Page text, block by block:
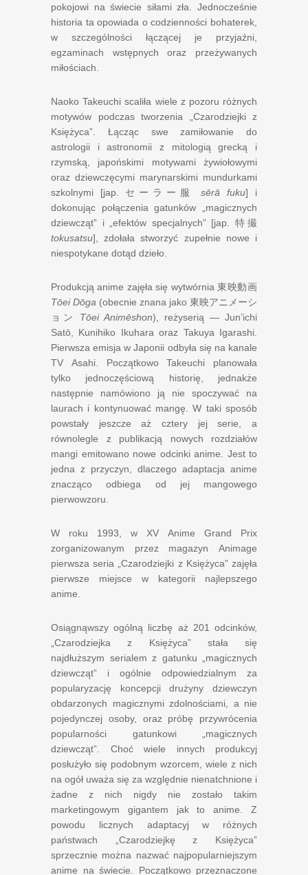
pokojowi na świecie siłami zła. Jednocześnie
historia ta opowiada o codzienności bohaterek,
w szczególności łączącej je przyjaźni,
egzaminach wstępnych oraz przeżywanych
miłościach.
Naoko Takeuchi scaliła wiele z pozoru różnych
motywów podczas tworzenia „Czarodziejki z
Księżyca”. Łącząc swe zamiłowanie do
astrologii i astronomii z mitologią grecką i
rzymską, japońskimi motywami żywiołowymi
oraz dziewczęcymi marynarskimi mundurkami
szkolnymi [jap. セーラー服 sērā fuku] i
dokonując połączenia gatunków „magicznych
dziewcząt” i „efektów specjalnych” [jap. 特撮
tokusatsu], zdołała stworzyć zupełnie nowe i
niespotykane dotąd dzieło.
Produkcją anime zajęła się wytwórnia 東映動画
Tōei Dōga (obecnie znana jako 東映アニメーシ
ョン
Tōei Animēshon), reżyserią — Jun’ichi
Satō, Kunihiko Ikuhara oraz Takuya Igarashi.
Pierwsza emisja w Japonii odbyła się na kanale
TV Asahi. Początkowo Takeuchi planowała
tylko jednoczęściową historię, jednakże
następnie namówiono ją nie spoczywać na
laurach i kontynuować mangę. W taki sposób
powstały jeszcze aż cztery jej serie, a
równolegle z publikacją nowych rozdziałów
mangi emitowano nowe odcinki anime. Jest to
jedna z przyczyn, dlaczego adaptacja anime
znacząco odbiega od jej mangowego
pierwowzoru.
W roku 1993 , w XV Anime Grand Prix
zorganizowanym przez magazyn Animage
pierwsza seria „Czarodziejki z Księżyca” zajęła
pierwsze miejsce w kategorii najlepszego
anime.
Osiągnąwszy ogólną liczbę aż 201 odcinków,
„Czarodziejka z Księżyca” stała się
najdłuższym serialem z gatunku „magicznych
dziewcząt” i ogólnie odpowiedzialnym za
popularyzację koncepcji drużyny dziewczyn
obdarzonych magicznymi zdolnościami, a nie
pojedynczej osoby, oraz próbę przywrócenia
popularności gatunkowi „magicznych
dziewcząt”. Choć wiele innych produkcyj
posłużyło się podobnym wzorcem, wiele z nich
na ogół uważa się za względnie nienatchnione i
żadne z nich nigdy nie zostało takim
marketingowym gigantem jak to anime. Z
powodu licznych adaptacyj w różnych
państwach „Czarodziejkę z Księżyca”
sprzecznie można nazwać najpopularniejszym
anime na świecie. Początkowo przeznaczone